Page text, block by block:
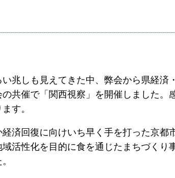
兆しも見えてきた中、弊会から県経済
共催で「関西視察」を開催しました
す。
済回復に向けいち早く手を打った京都
活性化を目的に食を通じたまちづくり